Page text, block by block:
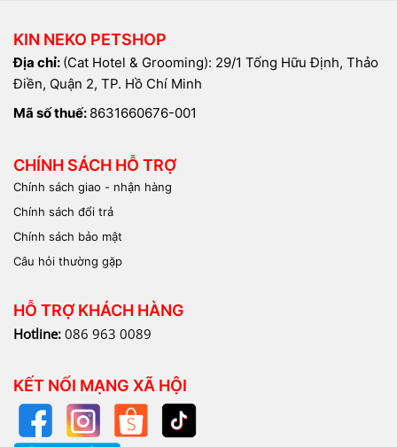
KIN NEKO PETSHOP
Địa chỉ: (Cat Hotel & Grooming): 29/1 Tống Hữu Định, Thảo
Điền, Quận 2, TP. Hồ Chí Minh
Mã số thuế: 8631660676-001
CHÍNH SÁCH HỖ TRỢ
Chính sách giao - nhận hàng
Chính sách đổi trả
Chính sách bảo mật
Câu hỏi thường gặp
HỖ TRỢ KHÁCH HÀNG
Hotline: 086 963 0089
KẾT NỐI MẠNG XÃ HỘI